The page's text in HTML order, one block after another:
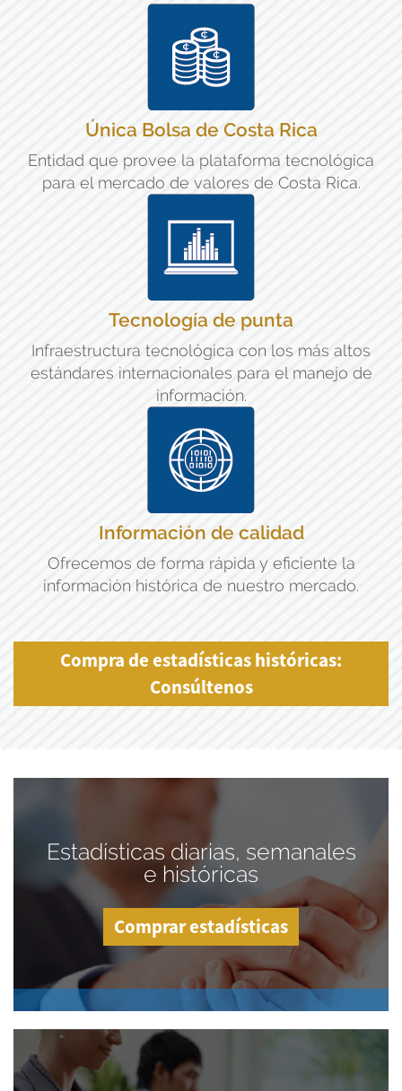
Única Bolsa de Costa Rica
Entidad que provee la plataforma tecnológica
para el mercado de valores de Costa Rica.
Tecnología de punta
Infraestructura tecnológica con los más altos
estándares internacionales para el manejo de
información.
Información de calidad
Ofrecemos de forma rápida y eficiente la
información histórica de nuestro mercado.
Compra de estadísticas históricas:
Consúltenos
Estadísticas diarias, semanales
e históricas
Comprar estadísticas